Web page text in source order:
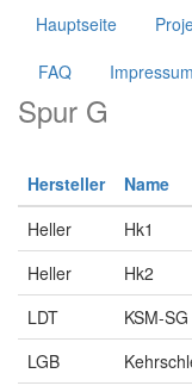
Hauptseite
FAQ
Impressum
Spur G
Hersteller Name
Heller
Hk1
Heller
Hk2
LDT
KSM-SG
LGB